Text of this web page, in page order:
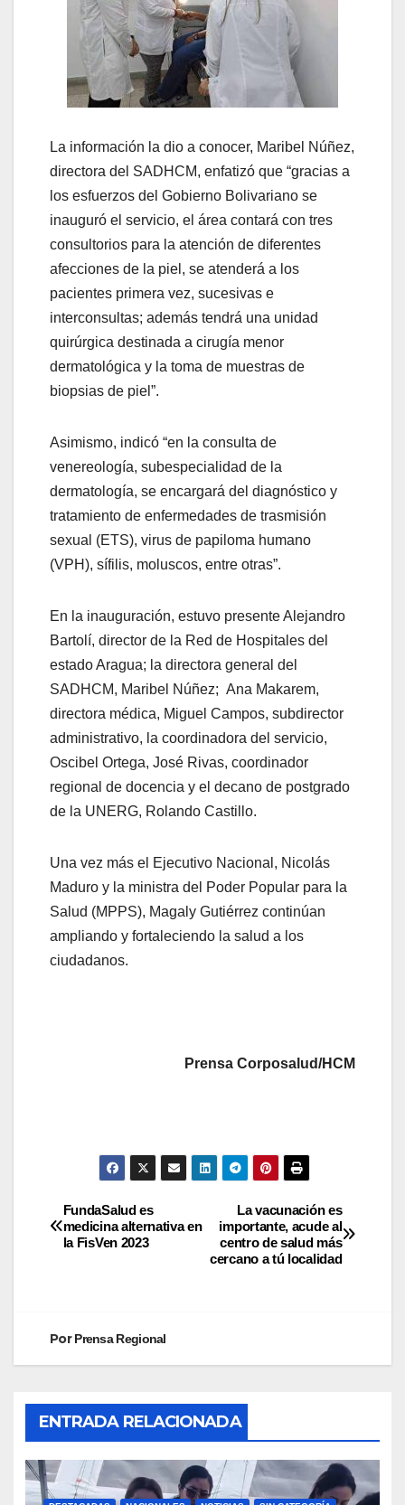
La información la dio a conocer, Maribel Núñez,
directora del SADHCM, enfatizó que “gracias a
los esfuerzos del Gobierno Bolivariano se
inauguró el servicio, el área contará con tres
consultorios para la atención de diferentes
afecciones de la piel, se atenderá a los
pacientes primera vez, sucesivas e
interconsultas; además tendrá una unidad
quirúrgica destinada a cirugía menor
dermatológica y la toma de muestras de
biopsias de piel”.
Asimismo, indicó “en la consulta de
venereología, subespecialidad de la
dermatología, se encargará del diagnóstico y
tratamiento de enfermedades de trasmisión
sexual (ETS), virus de papiloma humano
(VPH), sífilis, moluscos, entre otras”.
En la inauguración, estuvo presente Alejandro
Bartolí, director de la Red de Hospitales del
estado Aragua; la directora general del
SADHCM, Maribel Núñez; Ana Makarem,
directora médica, Miguel Campos, subdirector
administrativo, la coordinadora del servicio,
Oscibel Ortega, José Rivas, coordinador
regional de docencia y el decano de postgrado
de la UNERG, Rolando Castillo.
Una vez más el Ejecutivo Nacional, Nicolás
Maduro y la ministra del Poder Popular para la
Salud (MPPS), Magaly Gutiérrez continúan
ampliando y fortaleciendo la salud a los
ciudadanos.
Prensa Corposalud/HCM
La vacunación es
importante, acude al
centro de salud más
cercano a tú localidad
FundaSalud es
medicina alternativa en
la FisVen 2023
PorPrensa Regional
ENTRADA RELACIONADA